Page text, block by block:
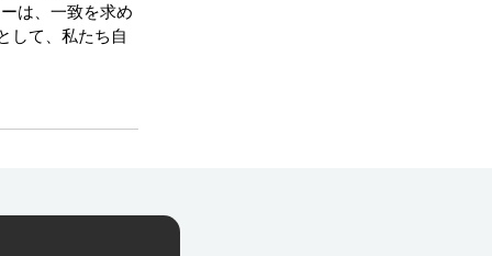
は、一致を求め
して、私たち自